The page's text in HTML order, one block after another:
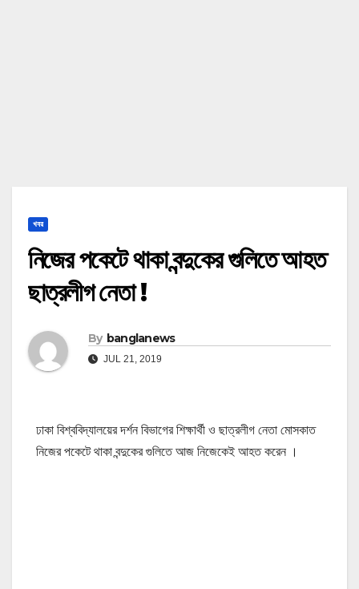
খবর
নিজের পকেটে থাকা বন্দুকের গুলিতে আহত
ছাত্রলীগ নেতা !
By banglanews
JUL 21, 2019
ঢাকা বিশ্ববিদ্যালয়ের দর্শন বিভাগের শিক্ষার্থী ও ছাত্রলীগ নেতা মোসকাত
নিজের পকেটে থাকা বন্দুকের গুলিতে আজ নিজেকেই আহত করেন ।